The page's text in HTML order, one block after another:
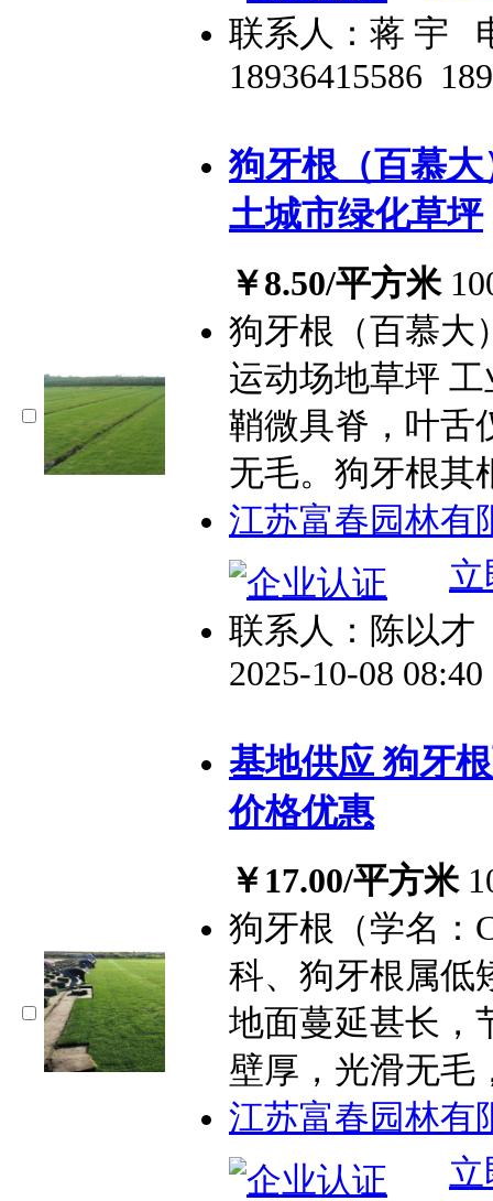
联系人：蒋 宇
18936415586
狗牙根（百慕
土城市绿化草坪
￥8.50/平方米
狗牙根（百慕大
运动场地草坪
鞘微具脊，叶舌
无毛。狗牙根其
江苏富春园林有
联系人：陈以才
2025-10-08
基地供应 狗牙
价格优惠
￥17.00/平方米
狗牙根（学名：
科、狗牙根属低
地面蔓延甚长，
壁厚，光滑无毛
江苏富春园林有